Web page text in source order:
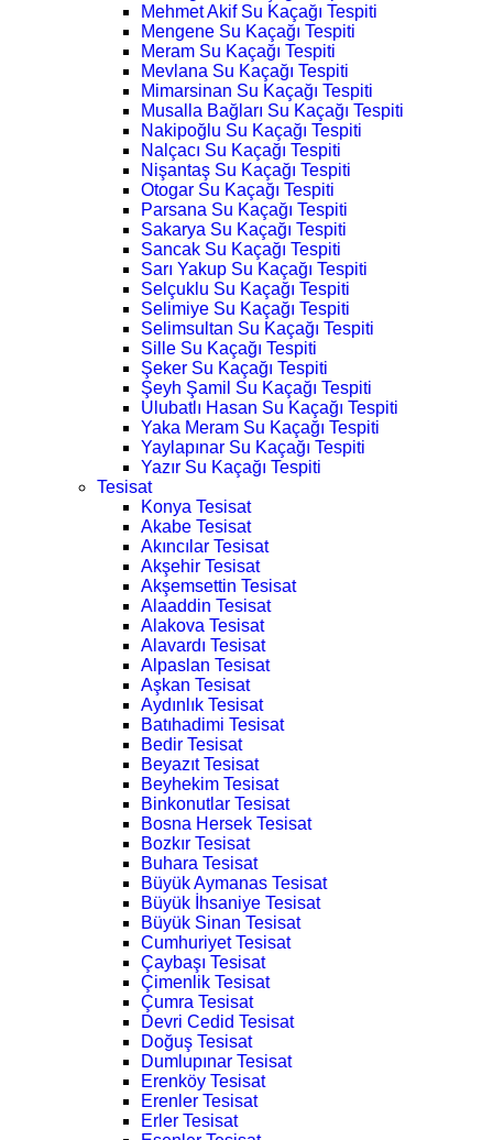
Mehmet Akif Su Kaçağı Tespiti
Mengene Su Kaçağı Tespiti
Meram Su Kaçağı Tespiti
Mevlana Su Kaçağı Tespiti
Mimarsinan Su Kaçağı Tespiti
Musalla Bağları Su Kaçağı Tespiti
Nakipoğlu Su Kaçağı Tespiti
Nalçacı Su Kaçağı Tespiti
Nişantaş Su Kaçağı Tespiti
Otogar Su Kaçağı Tespiti
Parsana Su Kaçağı Tespiti
Sakarya Su Kaçağı Tespiti
Sancak Su Kaçağı Tespiti
Sarı Yakup Su Kaçağı Tespiti
Selçuklu Su Kaçağı Tespiti
Selimiye Su Kaçağı Tespiti
Selimsultan Su Kaçağı Tespiti
Sille Su Kaçağı Tespiti
Şeker Su Kaçağı Tespiti
Şeyh Şamil Su Kaçağı Tespiti
Ulubatlı Hasan Su Kaçağı Tespiti
Yaka Meram Su Kaçağı Tespiti
Yaylapınar Su Kaçağı Tespiti
Yazır Su Kaçağı Tespiti
Tesisat
Konya Tesisat
Akabe Tesisat
Akıncılar Tesisat
Akşehir Tesisat
Akşemsettin Tesisat
Alaaddin Tesisat
Alakova Tesisat
Alavardı Tesisat
Alpaslan Tesisat
Aşkan Tesisat
Aydınlık Tesisat
Batıhadimi Tesisat
Bedir Tesisat
Beyazıt Tesisat
Beyhekim Tesisat
Binkonutlar Tesisat
Bosna Hersek Tesisat
Bozkır Tesisat
Buhara Tesisat
Büyük Aymanas Tesisat
Büyük İhsaniye Tesisat
Büyük Sinan Tesisat
Cumhuriyet Tesisat
Çaybaşı Tesisat
Çimenlik Tesisat
Çumra Tesisat
Devri Cedid Tesisat
Doğuş Tesisat
Dumlupınar Tesisat
Erenköy Tesisat
Erenler Tesisat
Erler Tesisat